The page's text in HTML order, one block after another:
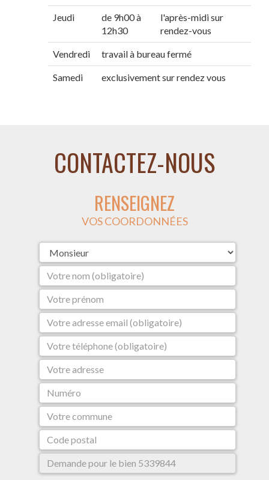
Jeudi
de 9h00 à
12h30
l'après-midi sur
rendez-vous
Vendredi travail à bureau fermé
Samedi exclusivement sur rendez vous
CONTACTEZ-NOUS
RENSEIGNEZ
VOS COORDONNÉES